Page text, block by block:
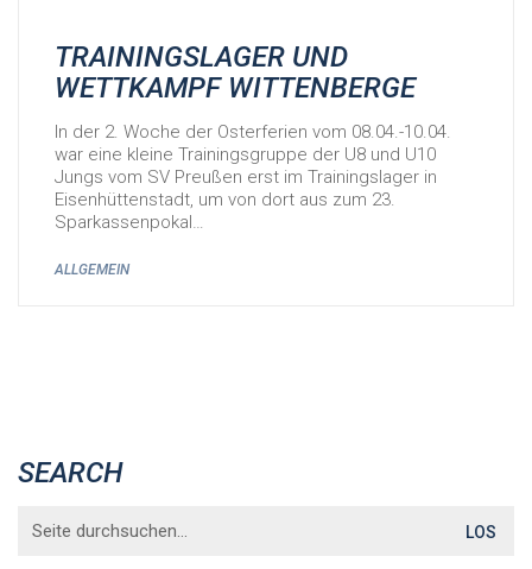
TRAININGSLAGER UND
WETTKAMPF WITTENBERGE
In der 2. Woche der Osterferien vom 08.04.-10.04.
war eine kleine Trainingsgruppe der U8 und U10
Jungs vom SV Preußen erst im Trainingslager in
Eisenhüttenstadt, um von dort aus zum 23.
Sparkassenpokal…
ALLGEMEIN
SEARCH
for: